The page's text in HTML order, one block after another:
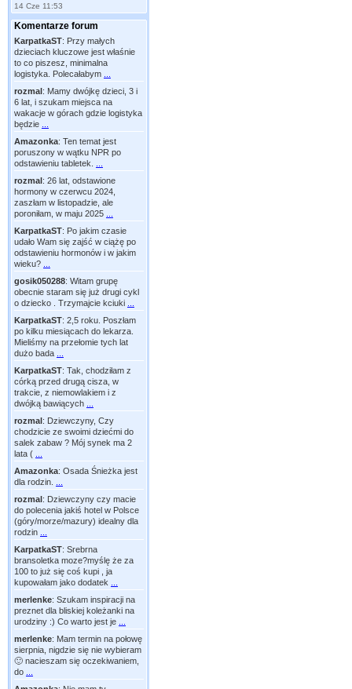
14 Cze 11:53
Komentarze forum
KarpatkaST: Przy małych
dzieciach kluczowe jest właśnie
to co piszesz, minimalna
logistyka. Polecałabym
rozmal: Mamy dwójkę dzieci, 3 i
6 lat, i szukam miejsca na
wakacje w górach gdzie logistyka
będzie
Amazonka: Ten temat jest
poruszony w wątku NPR po
odstawieniu tabletek.
rozmal: 26 lat, odstawione
hormony w czerwcu 2024,
zaszłam w listopadzie, ale
poroniłam, w maju 2025
KarpatkaST: Po jakim czasie
udało Wam się zajść w ciążę po
odstawieniu hormonów i w jakim
wieku?
gosik050288: Witam grupę
obecnie staram się już drugi cykl
o dziecko . Trzymajcie kciuki
KarpatkaST: 2,5 roku. Poszłam
po kilku miesiącach do lekarza.
Mieliśmy na przełomie tych lat
dużo bada
KarpatkaST: Tak, chodziłam z
córką przed drugą cisza, w
trakcie, z niemowlakiem i z
dwójką bawiących
rozmal: Dziewczyny, Czy
chodzicie ze swoimi dziećmi do
salek zabaw ? Mój synek ma 2
lata (
Amazonka: Osada Śnieżka jest
dla rodzin.
rozmal: Dziewczyny czy macie
do polecenia jakiś hotel w Polsce
(góry/morze/mazury) idealny dla
rodzin
KarpatkaST: Srebrna
bransoletka moze?myślę że za
100 to już się coś kupi , ja
kupowałam jako dodatek
merlenke: Szukam inspiracji na
preznet dla bliskiej koleżanki na
urodziny :) Co warto jest je
merlenke: Mam termin na połowę
sierpnia, nigdzie się nie wybieram
🙂 nacieszam się oczekiwaniem,
do